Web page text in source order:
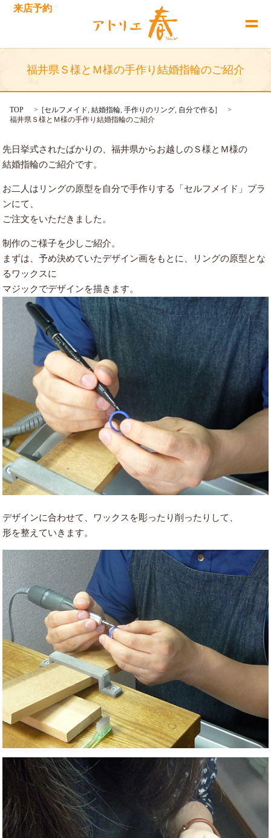
来店予約
福井県Ｓ様とＭ様の手作り結婚指輪のご紹介
TOP [セルフメイド ,結婚指輪 ,手作りのリング 自分で作る]
福井県Ｓ様とＭ様の手作り結婚指輪のご紹介
先日挙式されたばかりの、福井県からお越しのＳ様とＭ様の
結婚指輪のご紹介です。
お二人はリングの原型を自分で手作りする「セルフメイド」プラ
ンにて、
ご注文をいただきました。
制作のご様子を少しご紹介。
まずは、予め決めていたデザイン画をもとに、リングの原型とな
るワックスに
マジックでデザインを描きます。
デザインに合わせて、ワックスを彫ったり削ったりして、
形を整えていきます。